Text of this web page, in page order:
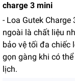
charge 3 mini
- Loa Gutek
ngoài là chất liệu
bảo vệ tối đa chiếc
gọn gàng khi có
lịch.